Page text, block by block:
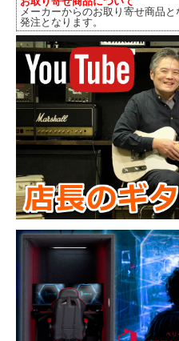
メーカーからのお取り寄せ商品
発注となります。